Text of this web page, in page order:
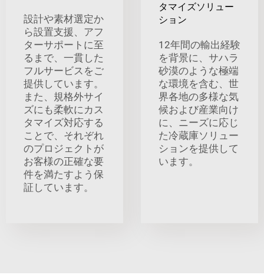
設計や素材選定か
ら設置支援、アフ
ターサポートに至
るまで、一貫した
フルサービスをご
提供しています。
また、規格外サイ
ズにも柔軟にカス
タマイズ対応する
ことで、それぞれ
のプロジェクトが
お客様の正確な要
件を満たすよう保
証しています。
タマイズソリュー
ション
12年間の輸出経験
を背景に、サハラ
砂漠のような極端
な環境を含む、世
界各地の多様な気
候および産業向け
に、ニーズに応じ
た冷蔵庫ソリュー
ションを提供して
います。